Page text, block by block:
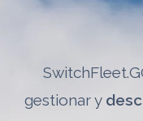
gestionar y